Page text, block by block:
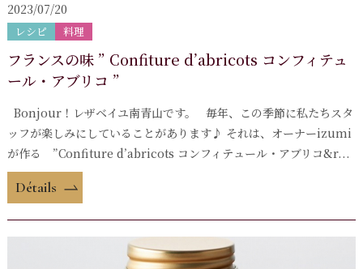
2023/07/20
レシピ 料理
フランスの味 ” Confiture d’abricots コンフィテュ
ール・アブリコ ”
Bonjour！レザベイユ南青山です。 毎年、この季節に私たちスタ
ッフが楽しみにしていることがあります♪ それは、オーナーizumi
が作る ”Confiture d’abricots コンフィテュール・アブリコ&r...
Détails